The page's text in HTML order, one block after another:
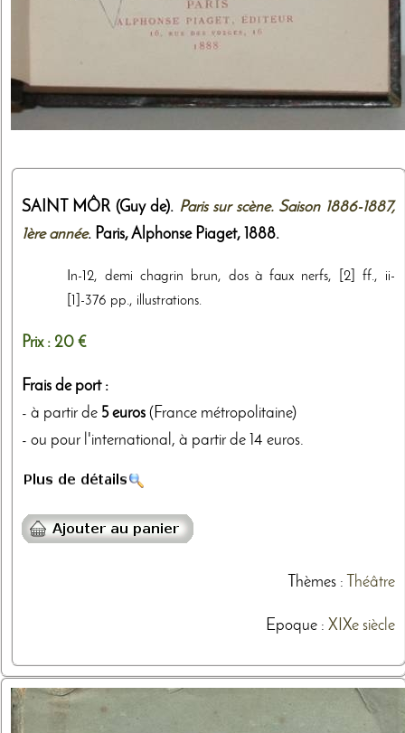
SAINT MÔR (Guy de). Paris sur scène. Saison 1886-1887,
1ère année. Paris,Alphonse Piaget, 1888.
In-12, demi chagrin brun, dos à faux nerfs, [2] ff., ii-
[1]-376 pp., illustrations.
Prix : 20 €
Frais de port :
- à partir de 5 euros (France métropolitaine)
- ou pour l'international, à partir de 14 euros.
Thèmes: Théâtre
Epoque : XIXe siècle